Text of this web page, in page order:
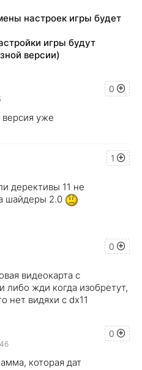
настроек игры будет
игры будут
версии)
0
версия уже
1
дерективы 11 не
шайдеры 2.0
0
видеокарта с
либо жди когда изобретут,
нет видяхи с dx11
0
которая дат